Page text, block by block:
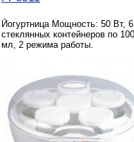
Йогуртница Мощность: 50 Вт, 6
стеклянных контейнеров по 100
мл, 2 режима работы.